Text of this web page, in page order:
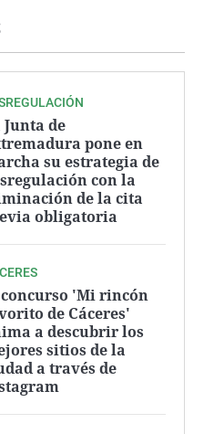
Junta de
pone en
su estrategia de
con la
de la cita
obligatoria
'Mi rincón
de Cáceres'
a descubrir los
sitios de la
a través de